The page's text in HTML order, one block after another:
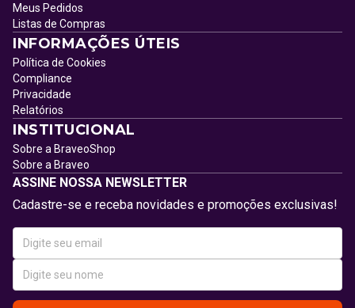
Meus Pedidos
Listas de Compras
INFORMAÇÕES ÚTEIS
Política de Cookies
Compliance
Privacidade
Relatórios
INSTITUCIONAL
Sobre a BraveoShop
Sobre a Braveo
ASSINE NOSSA NEWSLETTER
Cadastre-se e receba novidades e promoções exclusivas!